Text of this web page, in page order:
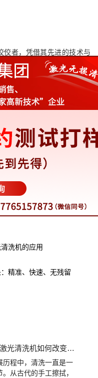
者，凭借其先进的技术与
该机器采用先进的激光发生
光束，确保除锈效果的同
同还提供了全面的售后服
碳钢件除锈行业正迎来一场
升了除锈效率与质量，更为
激光除锈技术将不断突破，
碳钢件除锈的新时代。
洗机的应用
精准、快速、无残留
从传统到未来：激光清洗机如何改变我们的清洗方式
历程中，清洗一直是一
从古代的手工擦拭，